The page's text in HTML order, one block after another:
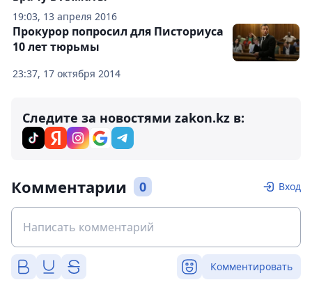
19:03, 13 апреля 2016
23:37, 17 октября 2014
Прокурор попросил для Писториуса
10 лет тюрьмы
Следите за новостями zakon.kz в:
Комментарии 0 Вход
Комментировать